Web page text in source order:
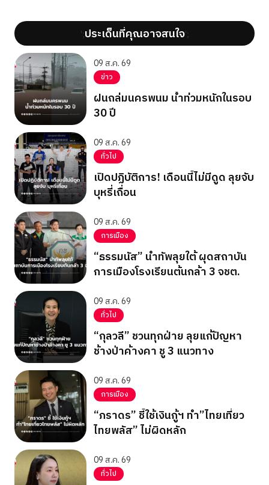
';ประเด็นที่คุณอาจสนใจ';
09 ส.ค. 69
ข่าว
ฝนถล่มนครพนม น้ำท่วมหนักในรอบ
30 ปี
09 ส.ค. 69
ทั่วไป
เปิดปฏิบัติการ! เดือนนี้ไม่มีดูด ลุยจับ
บุหรี่เถื่อน
09 ส.ค. 69
การเมือง
“ธรรมนัส” นำทัพลุยใต้ ผุดสถาบัน
การเมืองโรงเรียนต้นกล้า 3 จชต.
09 ส.ค. 69
ทั่วไป
“กุลวลี” ชวนทุกฝ่าย ลุยแก้ปัญหา
ช้างป่าค้างคา ชู 3 แนวทาง
09 ส.ค. 69
การเมือง
“ภราดร” ชี้ใช้เงินกู้ฯ ทำ”ไทยเที่ยว
ไทยพลัส” ไม่ผิดหลัก
09 ส.ค. 69
ทั่วไป